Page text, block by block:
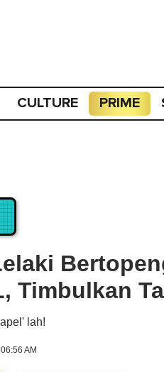
CULTURE PRIME
Timbulkan
lah!
AM